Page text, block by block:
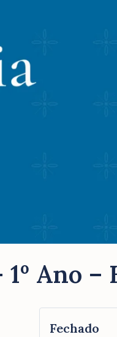
Ano
Fechado